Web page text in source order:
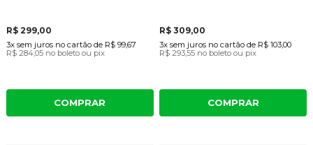
R$ 299,00
3x sem juros no cartãode R$ 99,67
R$ 284,05 no boleto ou pix
COMPRAR
R$ 309,00
3x sem juros no cartão de R$ 103,00
R$ 293,55 no boleto ou pix
COMPRAR